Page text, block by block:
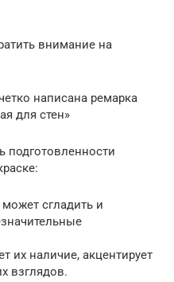
внимание на
написана ремарка
для стен»
подготовленности
сгладить и
их наличие, акцентирует
взглядов.